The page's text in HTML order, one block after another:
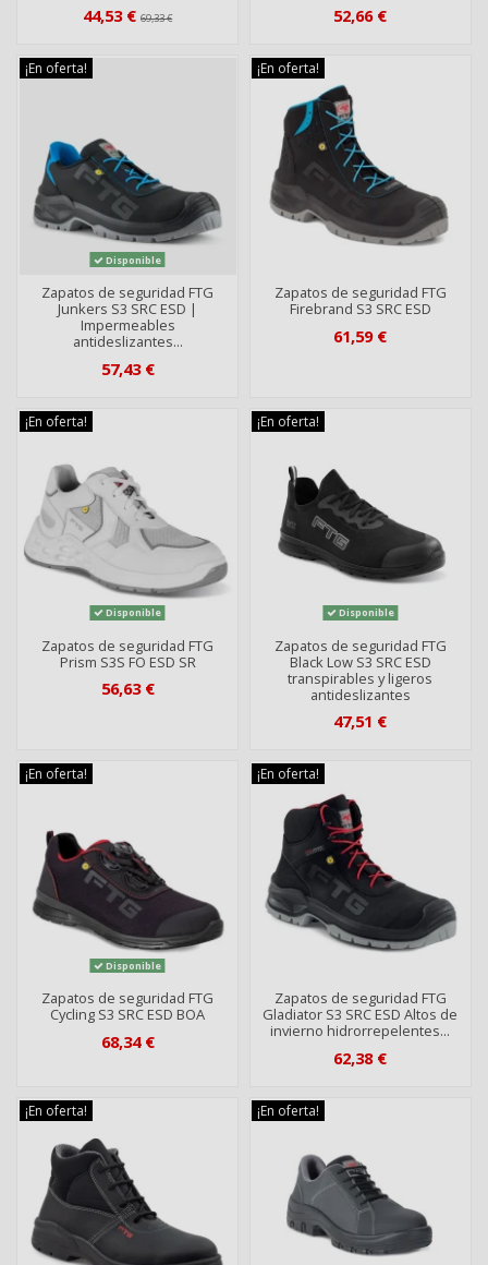
44,53 €69,33 € 52,66 €
¡En oferta!
Disponible
Zapatos de seguridad FTG
Junkers S3 SRC ESD |
Impermeables
antideslizantes...
57,43 €
¡En oferta!
Zapatos de seguridad FTG
Firebrand S3 SRC ESD
61,59 €
¡En oferta!
Disponible
Zapatos de seguridad FTG
Prism S3S FO ESD SR
56,63 €
¡En oferta!
Disponible
Zapatos de seguridad FTG
Black Low S3 SRC ESD
transpirables y ligeros
antideslizantes
47,51 €
¡En oferta!
Disponible
Zapatos de seguridad FTG
Cycling S3 SRC ESD BOA
68,34 €
¡En oferta!
Zapatos de seguridad FTG
Gladiator S3 SRC ESD Altos de
invierno hidrorrepelentes...
62,38 €
¡En oferta! ¡En oferta!